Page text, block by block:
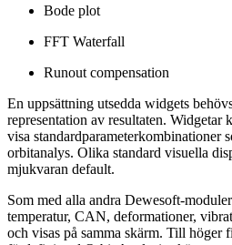
Bode plot
FFT Waterfall
Runout compensation
En uppsättning utsedda widgets
representation av resultaten. Widgetar
visa standardparameterkombinationer
orbitanalys. Olika standard visuella
mjukvaran default.
Som med alla andra Dewesoft-
temperatur, CAN, deformationer,
och visas på samma skärm. Till höger